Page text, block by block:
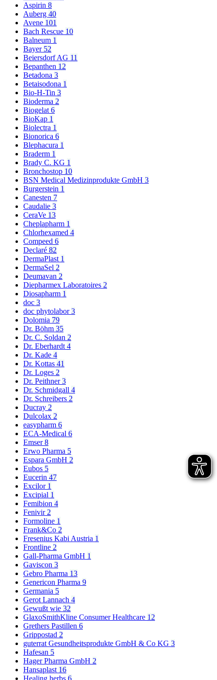
Aspirin 8
Auberg 40
Avene 101
Bach Rescue 10
Balneum 1
Bayer 52
Beiersdorf AG 11
Bepanthen 12
Betadona 3
Betaisodona 1
Bio-H-Tin 3
Bioderma 2
Biogelat 6
BioKap 1
Biolectra 1
Bionorica 6
Blephacura 1
Braderm 1
Brady C. KG 1
Bronchostop 10
BSN Medical Medizinprodukte GmbH 3
Burgerstein 1
Canesten 7
Caudalie 3
CeraVe 13
Cheplapharm 1
Chlorhexamed 4
Compeed 6
Declaré 82
DermaPlast 1
DermaSel 2
Deumavan 2
Diepharmex Laboratoires 2
Diosapharm 1
doc 3
doc phytolabor3
Dolomia 79
Dr. Böhm 35
Dr. C. Soldan 2
Dr. Eberhardt 4
Dr. Kade 4
Dr. Kottas 41
Dr. Loges 2
Dr. Peithner3
Dr. Schmidgall 4
Dr. Schreibers 2
Ducray 2
Dulcolax 2
easypharm 6
ECA-Medical 6
Emser8
Erwo Pharma 5
Espara GmbH 2
Eubos 5
Eucerin 47
Excilor 1
Excipial 1
Femibion 4
Fenivir 2
Formoline 1
Frank&Co 2
Fresenius Kabi Austria 1
Frontline 2
Gall-Pharma GmbH 1
Gaviscon 3
Gebro Pharma 13
Genericon Pharma 9
Germania 5
Gerot Lannach 4
Gewußt wie 32
GlaxoSmithKline Consumer Healthcare 12
Grethers Pastillen 6
Grippostad 2
guterrat Gesundheitsprodukte GmbH & Co KG 3
Hafesan 5
Hager Pharma GmbH 2
Hansaplast 16